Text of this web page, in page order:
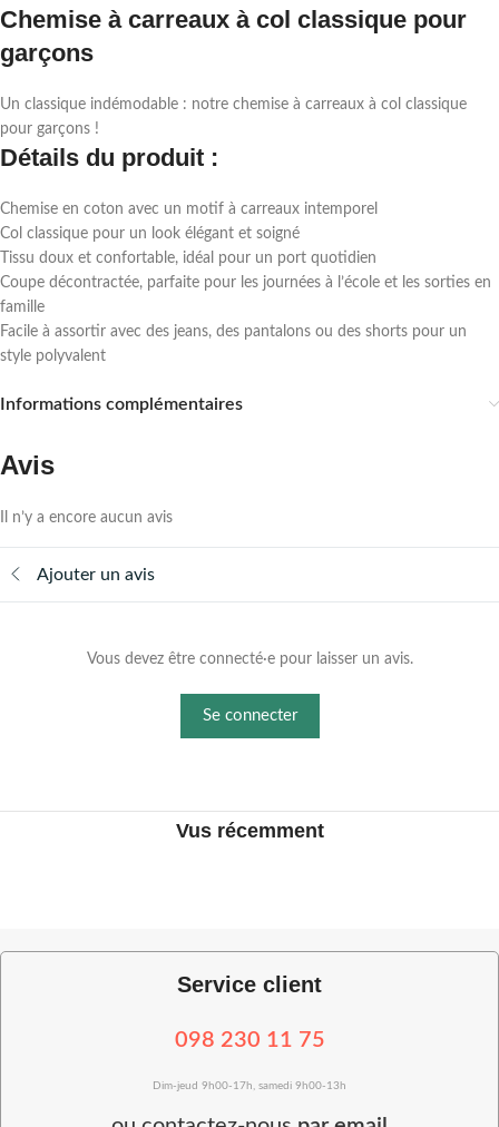
Chemise à carreaux à col classique pour
garçons
Un classique indémodable : notre chemise à carreaux à col classique
pour garçons !
Détails du produit :
Chemise en coton avec un motif à carreaux intemporel
Col classique pour un look élégant et soigné
Tissu doux et confortable, idéal pour un port quotidien
Coupe décontractée, parfaite pour les journées à l’école et les sorties en
famille
Facile à assortir avec des jeans, des pantalons ou des shorts pour un
style polyvalent
Informations complémentaires
Avis
Il n’y a encore aucun avis
Ajouter un avis
Vous devez être connecté·e pour laisser un avis.
Se connecter
Vus récemment
Service client
098 230 11 75
Dim-jeud 9h00-17h, samedi 9h00-13h